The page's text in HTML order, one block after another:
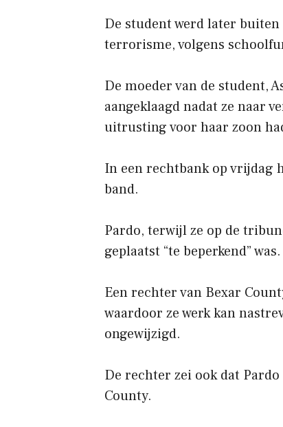
De student werd later
terrorisme, volgens
De moeder van de student,
aangeklaagd nadat ze naar
uitrusting voor haar zoon
In een rechtbank op vrijdag
band.
Pardo, terwijl ze op de
geplaatst “te beperkend” was.
Een rechter van Bexar
waardoor ze werk kan
ongewijzigd.
De rechter zei ook dat
County.